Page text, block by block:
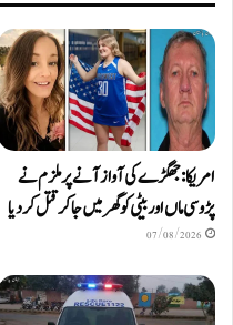
امریکا: جھگڑے کی آواز آنے پر ملزم نے
پڑوسی ماں اور بیٹی کو گھر میں جا کر قتل کر دیا
07/08/2026